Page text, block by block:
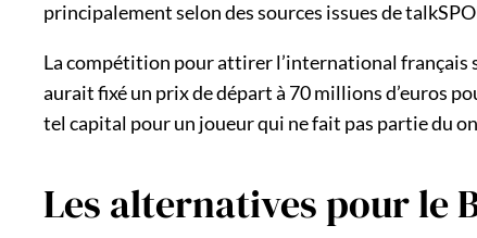
principalement selon des sources issues de
La compétition pour attirer l’international français
aurait fixé un prix de départ à 70 millions d’euros
tel capital pour un joueur qui ne fait pas partie du
Les alternatives pour le